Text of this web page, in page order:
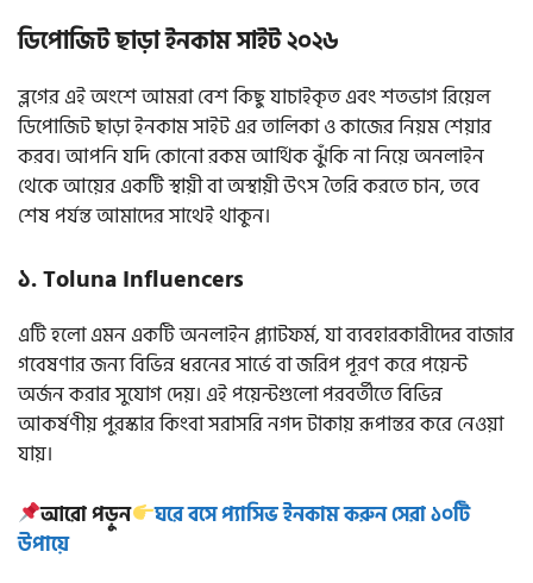
ডিপোজিট ছাড়া ইনকাম সাইট ২০২৬
ব্লগের এই অংশে আমরা বেশ কিছু যাচাইকৃত এবং শতভাগ রিয়েল
ডিপোজিট ছাড়া ইনকাম সাইট এর তালিকা ও কাজের নিয়ম শেয়ার
করব। আপনি যদি কোনো রকম আর্থিক ঝুঁকি না নিয়ে অনলাইন
থেকে আয়ের একটি স্থায়ী বা অস্থায়ী উৎস তৈরি করতে চান, তবে
শেষ পর্যন্ত আমাদের সাথেই থাকুন।
১. Toluna Influencers
এটি হলো এমন একটি অনলাইন প্ল্যাটফর্ম, যা ব্যবহারকারীদের বাজার
গবেষণার জন্য বিভিন্ন ধরনের সার্ভে বা জরিপ পূরণ করে পয়েন্ট
অর্জন করার সুযোগ দেয়। এই পয়েন্টগুলো পরবর্তীতে বিভিন্ন
আকর্ষণীয় পুরস্কার কিংবা সরাসরি নগদ টাকায় রূপান্তর করে নেওয়া
যায়।
আরো পড়ুন
ঘরে বসে প্যাসিভ ইনকাম করুন সেরা ১০টি
উপায়ে